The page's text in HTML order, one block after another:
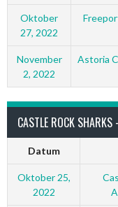
Oktober
27, 2022
November
2, 2022
Astoria
CASTLE ROCK
Datum
Oktober 25,
2022